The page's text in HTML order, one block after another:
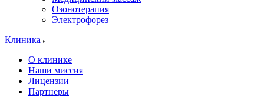
Озонотерапия
Электрофорез
Клиника
О клинике
Наши миссия
Лицензии
Партнеры